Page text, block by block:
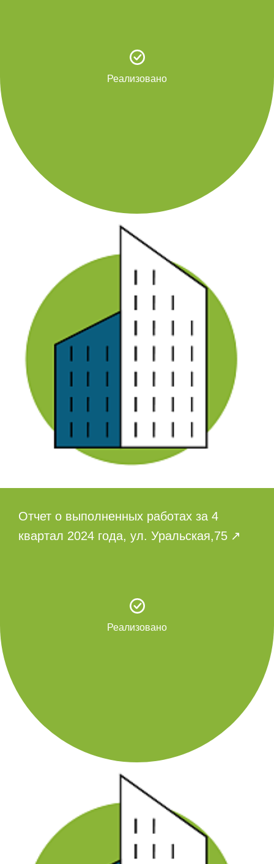
Реализовано
Отчет о выполненных работах за 4
квартал 2024 года, ул. Уральская,75
Реализовано